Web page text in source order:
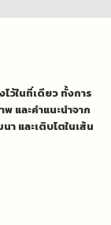
ว้ในที่เดียว ทั้งการ
และคำแนะนำจาก
และเติบโตในเส้น